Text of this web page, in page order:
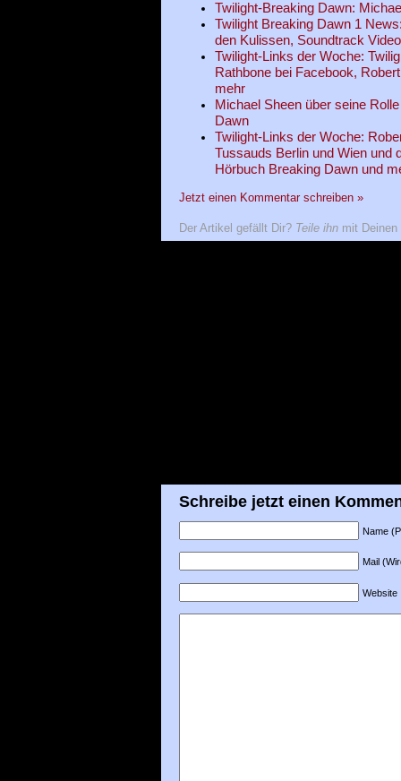
Twilight-Breaking Dawn:
Twilight Breaking Dawn 1
den Kulissen, Soundtrack Video
Twilight-Links der Woche:
Rathbone bei Facebook,
mehr
Michael Sheen über seine
Dawn
Twilight-Links der Woche:
Tussauds Berlin und Wien und
Hörbuch Breaking Dawn und
Jetzt einen Kommentar schreiben »
Der Artikel gefällt Dir? Teile ihnmit Deinen
Schreibe jetzt einen
Name
Mail
Website